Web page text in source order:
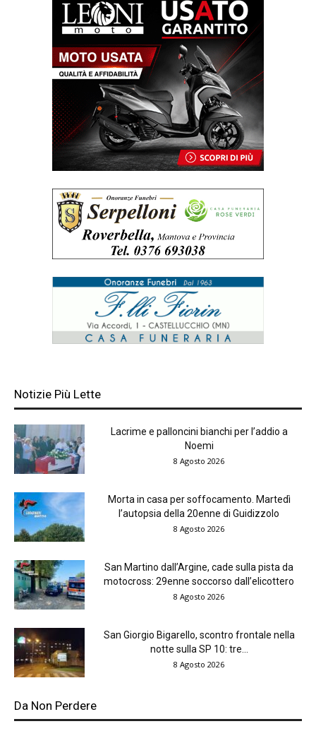
Notizie Più Lette
Lacrime e palloncini bianchi per l’addio a
Noemi
8 Agosto 2026
Morta in casa per soffocamento. Martedì
l’autopsia della 20enne di Guidizzolo
8 Agosto 2026
San Martino dall’Argine, cade sulla pista da
motocross: 29enne soccorso dall’elicottero
8 Agosto 2026
San Giorgio Bigarello, scontro frontale nella
notte sulla SP 10: tre...
8 Agosto 2026
Da Non Perdere